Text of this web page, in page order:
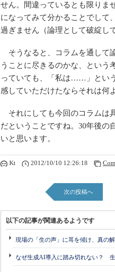
せん。間違っているとも限りま
になってみて分かることでして
過ぎません（論理として破綻し
そうなると、コラムを通して
うことに尽きるのかな、という
っていても、「私は……」とい
感していただけたならそれは何
それにしても今回のコラムは
だということですね。30年後の
いと思います。
Kt 2012/10/10 12:26:18
次の投稿へ
以下の記事が関連あるようです
現場の「生の声」に耳を傾け、真の
なぜ生成AI導入に踏み切れない？